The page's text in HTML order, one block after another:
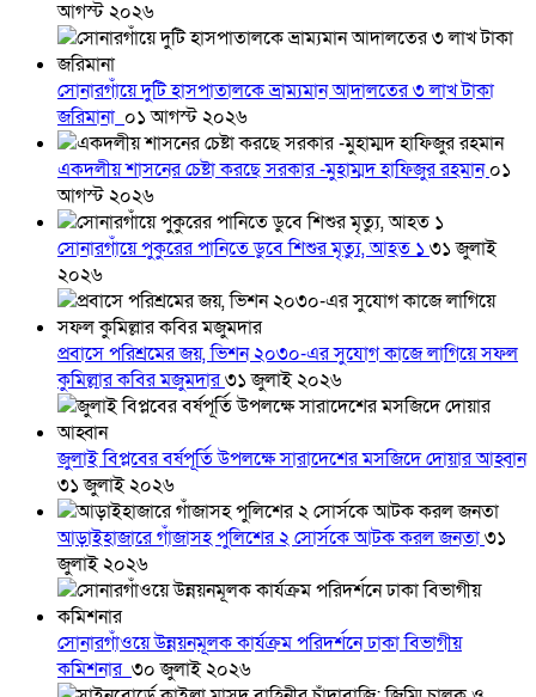
আগস্ট ২০২৬
সোনারগাঁয়ে দুটি হাসপাতালকে ভ্রাম্যমান আদালতের ৩ লাখ টাকা
জরিমানা ০১ আগস্ট ২০২৬
একদলীয় শাসনের চেষ্টা করছে সরকার -মুহাম্মদ হাফিজুর রহমান০১
আগস্ট ২০২৬
সোনারগাঁয়ে পুকুরের পানিতে ডুবে শিশুর মৃত্যু, আহত ১ ৩১ জুলাই
২০২৬
প্রবাসে পরিশ্রমের জয়, ভিশন ২০৩০-এর সুযোগ কাজে লাগিয়ে সফল
কুমিল্লার কবির মজুমদার৩১ জুলাই ২০২৬
জুলাই বিপ্লবের বর্ষপূর্তি উপলক্ষে সারাদেশের মসজিদে দোয়ার আহ্বান
৩১ জুলাই ২০২৬
আড়াইহাজারে গাঁজাসহ পুলিশের ২ সোর্সকে আটক করল জনতা৩১
জুলাই ২০২৬
সোনারগাঁওয়ে উন্নয়নমূলক কার্যক্রম পরিদর্শনে ঢাকা বিভাগীয়
কমিশনার ৩০ জুলাই ২০২৬